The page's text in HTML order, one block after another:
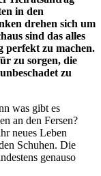
in den
drehen sich um
sind das alles
perfekt zu machen.
zu sorgen, die
zu
was gibt es
an den Fersen?
neues Leben
Schuhen. Die
genauso